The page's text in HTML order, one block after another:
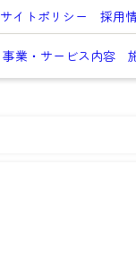
サイトポリシー 採用
事業・サービス内容